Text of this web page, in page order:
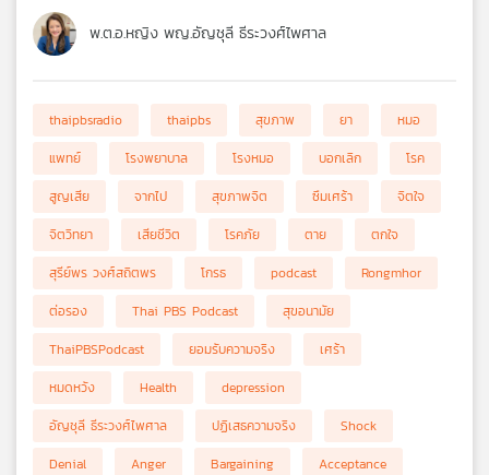
พ.ต.อ.หญิง พญ.อัญชุลี ธีระวงศ์ไพศาล
thaipbsradio thaipbs สุขภาพ ยา
หมอ
แพทย์
โรงพยาบาล โรงหมอ บอกเลิก
โรค
สูญเสีย
จากไป สุขภาพจิต ซึมเศร้า
จิตใจ
จิตวิทยา
เสียชีวิต โรคภัย ตาย
ตกใจ
สุรีย์พร วงศ์สถิตพร
โกรธ podcast
Rongmhor
ต่อรอง
Thai PBS Podcast
สุขอนามัย
ThaiPBSPodcast
ยอมรับความจริง
เศร้า
หมดหวัง
Health
depression
อัญชุลี ธีระวงศ์ไพศาล
ปฏิเสธความจริง
Shock
Denial
Anger Bargaining
Acceptance